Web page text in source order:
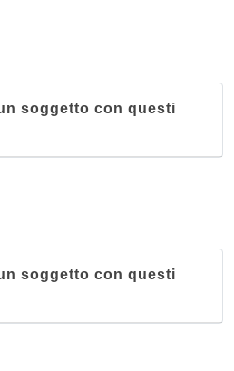
soggetto con questi
soggetto con questi